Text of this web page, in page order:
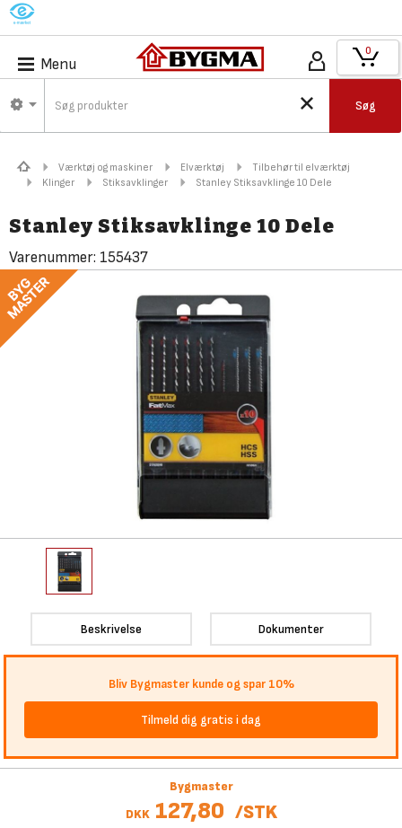
M
Menu
Søg
0
Værktøj og maskiner Elværktøj
Tilbehør til elværktøj
Klinger
Stiksavklinger Stanley Stiksavklinge 10 Dele
Stanley Stiksavklinge 10 Dele
Varenummer: 155437
Beskrivelse Dokumenter
Bliv Bygmaster kunde og spar 10%
Tilmeld dig gratis i dag
Bygmaster
DKK 127,80 /STK